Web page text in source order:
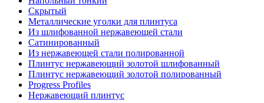
Скрытый
Металлические уголки для плинтуса
Из шлифованной нержавеющей стали
Сатинированный
Из нержавеющей стали полированной
Плинтус нержавеющий золотой шлифованный
Плинтус нержавеющий золотой полированный
Progress Profiles
Нержавеющий плинтус